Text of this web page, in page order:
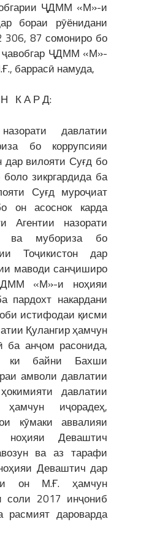
ҶДММ «М»-и
бораи рӯёнидани
306, 87 сомониро бо
ҷавобгар ҶДММ «М»-
баррасӣ намуда,
К А Р Д:
давлатии
бо коррупсияи
дар вилояти Суғд бо
зикргардида ба
Суғд муроҷиат
он асоснок карда
Агентии назорати
ва мубориза бо
Тоҷикистон дар
маводи санҷиширо
«М»-и ноҳияи
накардани
истифодаи қисми
Қулангир ҳамчун
ба анҷом расонида,
ки байни Бахши
амволи давлатии
давлатии
иҷорадеҳ,
кӯмаки аввалияи
ноҳияи Деваштич
ва аз тарафи
Деваштич дар
он М.Ғ. ҳамчун
соли 2017 инҷониб
дароварда